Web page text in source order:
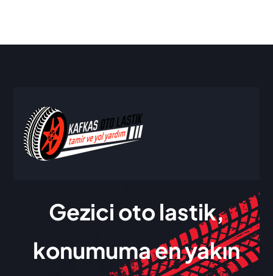
Gezici oto lastik,
konumuma en yakın